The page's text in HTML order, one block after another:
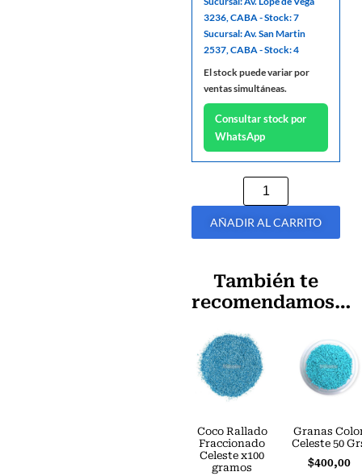
3236, CABA - Stock: 7
Sucursal: Av. San Martin
2537, CABA - Stock: 4
El stock puede variar por
ventas simultáneas.
Consultar stock por
WhatsApp
AÑADIR AL CARRITO
También te
recomendamos…
Coco Rallado
Fraccionado
Celeste x100
gramos
Granas
Celeste 50
$400,00